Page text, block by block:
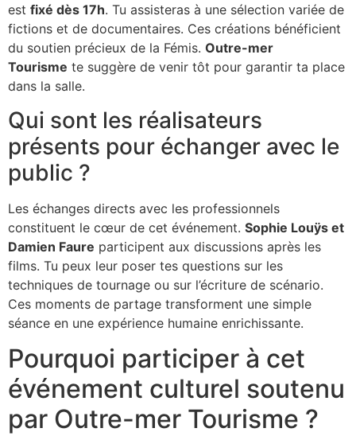
est fixé dès 17h. Tu assisteras à une sélection variée de
fictions et de documentaires. Ces créations bénéficient
du soutien précieux de la Fémis. Outre-mer
Tourisme te suggère de venir tôt pour garantir ta place
dans la salle.
Qui sont les réalisateurs
présents pour échanger avec le
public ?
Les échanges directs avec les professionnels
constituent le cœur de cet événement. Sophie Louÿs et
Damien Faure participent aux discussions après les
films. Tu peux leur poser tes questions sur les
techniques de tournage ou sur l’écriture de scénario.
Ces moments de partage transforment une simple
séance en une expérience humaine enrichissante.
Pourquoi participer à cet
événement culturel soutenu
par Outre-mer Tourisme ?